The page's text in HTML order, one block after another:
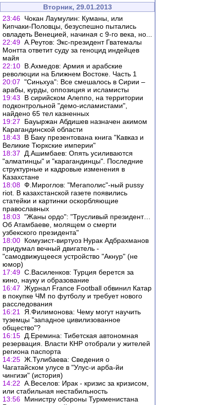
Вторник, 29.01.2013
23:46 Чокан Лаумулин: Куманы, или
Кипчаки-Половцы, безуспешно пытались
овладеть Венецией, начиная с 9-го века, но...
22:49 А.Реутов: Экс-президент Гватемалы
Монтта ответит суду за геноцид индейцев
майя
22:10 В.Ахмедов: Армия и арабские
революции на Ближнем Востоке. Часть 1
20:07 "Синьхуа": Все смешалось в Сирии –
арабы, курды, оппозиция и исламисты
19:43
В сирийском Алеппо, на территории
подконтрольной "демо-исламистами",
найдено 65 тел казненных
19:27
Бауыржан Абдишев назначен акимом
Карагандинской области
18:43
В Баку презентована книга "Кавказ и
Великие Тюркские империи"
18:37
Д.Ашимбаев: Опять усиливаются
"алматинцы" и "карагандинцы". Последние
структурные и кадровые изменения в
Казахстане
18:08 Ф.Мироглов: "Мегаполис"-ный pussy
riot. В казахстанской газете появились
статейки и картинки оскорбляющие
православных
18:03 "Жаны ордо": "Трусливый президент…
Об Атамбаеве, молящем о смерти
узбекского президента"
18:00 Комузист-виртуоз Нурак Адбрахманов
придумал вечный двигатель -
"самодвижущееся устройство "Акнур" (не
юмор)
17:49 С.Василенков: Турция берется за
кино, науку и образование
16:47 Журнал France Football обвинил Катар
в покупке ЧМ по футболу и требует нового
расследования
16:21
Я.Филимонова: Чему могут научить
туземцы "западное цивилизованное
общество"?
16:15 Д.Еремина: Тибетская автономная
резервация. Власти КНР отобрали у жителей
региона паспорта
14:25 Ж.Тулибаева: Сведения о
Чагатайском улусе в "Улус-и арба-йи
чингизи" (история)
14:22 А.Веселов: Ирак - кризис за кризисом,
или стабильная нестабильность
13:56 Министру обороны Туркменистана